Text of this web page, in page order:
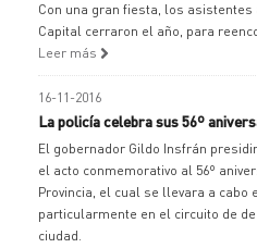
Con una gran fiesta, los
Capital cerraron el año, para
Leer más
16-11-2016
La policía celebra sus 56º
El gobernador Gildo Insfrán
el acto conmemorativo al 56º
Provincia, el cual se llevara a cabo
particularmente en el circuito de
ciudad.